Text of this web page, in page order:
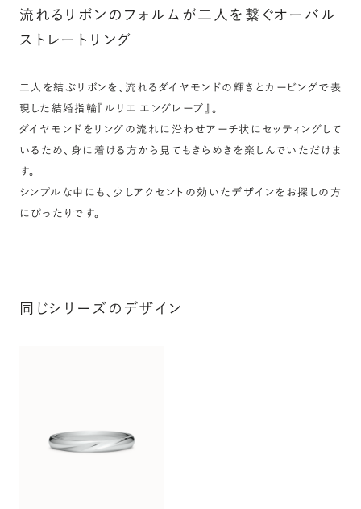
流れるリボンのフォルムが二人を繋ぐオーバル
ストレートリング
二人を結ぶリボンを、流れるダイヤモンドの輝きとカービングで表
現した結婚指輪『ルリエ エングレーブ』。
ダイヤモンドをリングの流れに沿わせアーチ状にセッティングして
いるため、身に着ける方から見てもきらめきを楽しんでいただけま
す。
シンプルな中にも、少しアクセントの効いたデザインをお探しの方
にぴったりです。
同じシリーズのデザイン